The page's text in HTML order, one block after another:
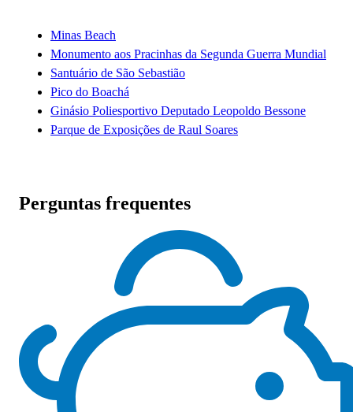
Minas Beach
Monumento aos Pracinhas da Segunda Guerra Mundial
Santuário de São Sebastião
Pico do Boachá
Ginásio Poliesportivo Deputado Leopoldo Bessone
Parque de Exposições de Raul Soares
Perguntas frequentes